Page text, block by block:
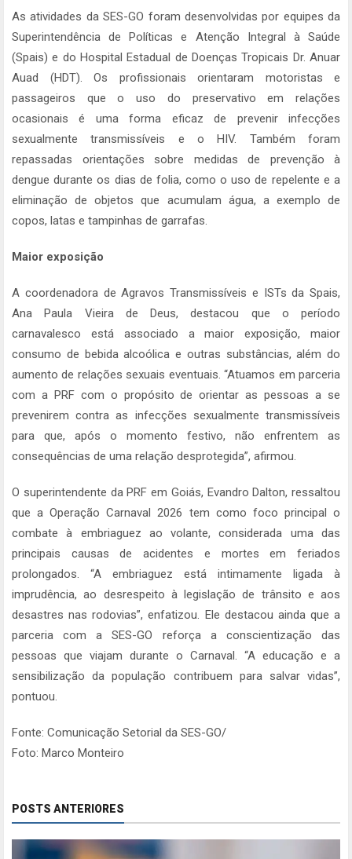
As atividades da SES-GO foram desenvolvidas por equipes da
Superintendência de Políticas e Atenção Integral à Saúde
(Spais) e do Hospital Estadual de Doenças Tropicais Dr. Anuar
Auad (HDT). Os profissionais orientaram motoristas e
passageiros que o uso do preservativo em relações
ocasionais é uma forma eficaz de prevenir infecções
sexualmente transmissíveis e o HIV. Também foram
repassadas orientações sobre medidas de prevenção à
dengue durante os dias de folia, como o uso de repelente e a
eliminação de objetos que acumulam água, a exemplo de
copos, latas e tampinhas de garrafas.
Maior exposição
A coordenadora de Agravos Transmissíveis e ISTs da Spais,
Ana Paula Vieira de Deus, destacou que o período
carnavalesco está associado a maior exposição, maior
consumo de bebida alcoólica e outras substâncias, além do
aumento de relações sexuais eventuais. “Atuamos em parceria
com a PRF com o propósito de orientar as pessoas a se
prevenirem contra as infecções sexualmente transmissíveis
para que, após o momento festivo, não enfrentem as
consequências de uma relação desprotegida”, afirmou.
O superintendente da PRF em Goiás, Evandro Dalton, ressaltou
que a Operação Carnaval 2026 tem como foco principal o
combate à embriaguez ao volante, considerada uma das
principais causas de acidentes e mortes em feriados
prolongados. “A embriaguez está intimamente ligada à
imprudência, ao desrespeito à legislação de trânsito e aos
desastres nas rodovias”, enfatizou. Ele destacou ainda que a
parceria com a SES-GO reforça a conscientização das
pessoas que viajam durante o Carnaval. “A educação e a
sensibilização da população contribuem para salvar vidas”,
pontuou.
Fonte: Comunicação Setorial da SES-GO/
Foto: Marco Monteiro
POSTS ANTERIORES